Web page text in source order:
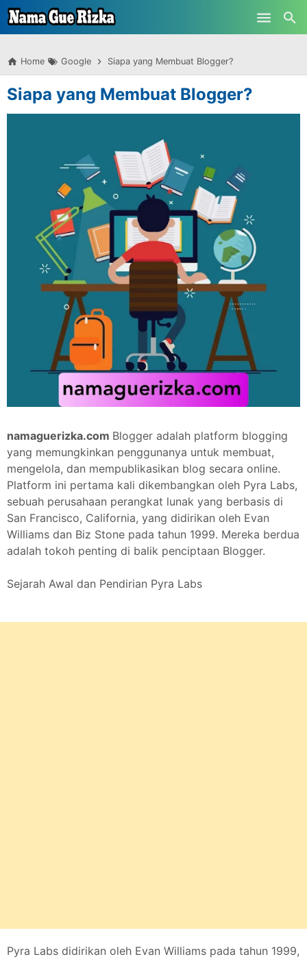
-->
Skip to main content
Home Google Siapa yang Membuat Blogger?
Siapa yang Membuat Blogger?
namaguerizka.com Blogger adalah platform blogging
yang memungkinkan penggunanya untuk membuat,
mengelola, dan mempublikasikan blog secara online.
Platform ini pertama kali dikembangkan oleh Pyra Labs,
sebuah perusahaan perangkat lunak yang berbasis di
San Francisco, California, yang didirikan oleh Evan
Williams dan Biz Stone pada tahun 1999. Mereka berdua
adalah tokoh penting di balik penciptaan Blogger.
Sejarah Awal dan Pendirian Pyra Labs
Pyra Labs didirikan oleh Evan Williams pada tahun 1999,